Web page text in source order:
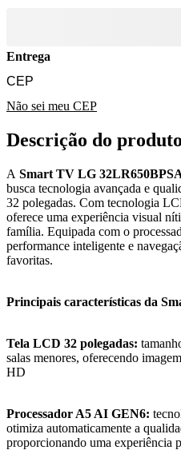
Entrega
Não sei meu CEP
Descrição do produto
A Smart TV LG
busca tecnologia avançada e
32 polegadas. Com tecnologia
oferece uma experiência visual
família. Equipada com o
performance inteligente e
favoritas.
Principais características da
Tela LCD 32 polegadas:
salas menores, oferecendo
HD
Processador A5 AI GEN6:
otimiza automaticamente a
proporcionando uma experiência